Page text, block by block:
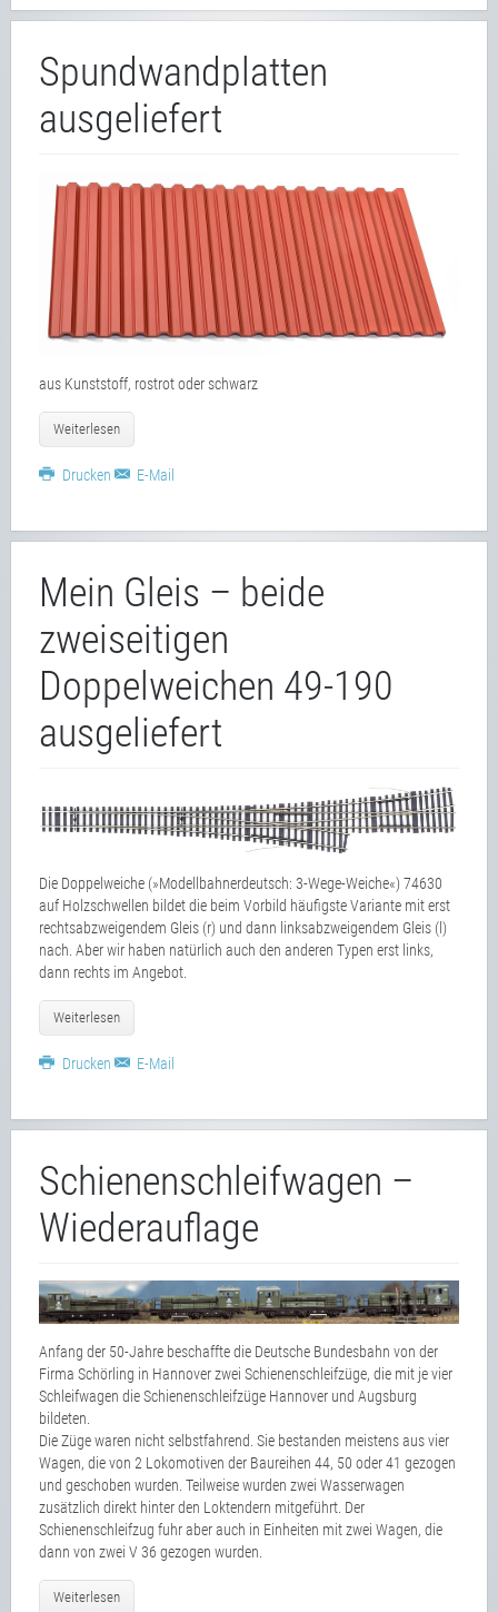
Spundwandplatten
ausgeliefert
aus Kunststoff, rostrot oder schwarz
Weiterlesen
Drucken E-Mail
Mein Gleis – beide
zweiseitigen
Doppelweichen 49-190
ausgeliefert
Die Doppelweiche (»Modellbahnerdeutsch: 3-Wege-Weiche«) 74630
auf Holzschwellen bildet die beim Vorbild häufigste Variante mit erst
rechtsabzweigendem Gleis (r) und dann linksabzweigendem Gleis (l)
nach. Aber wir haben natürlich auch den anderen Typen erst links,
dann rechts im Angebot.
Weiterlesen
Drucken E-Mail
Schienenschleifwagen –
Wiederauflage
Anfang der 50-Jahre beschaffte die Deutsche Bundesbahn von der
Firma Schörling in Hannover zwei Schienenschleifzüge, die mit je vier
Schleifwagen die Schienenschleifzüge Hannover und Augsburg
bildeten.
Die Züge waren nicht selbstfahrend. Sie bestanden meistens aus vier
Wagen, die von 2 Lokomotiven der Baureihen 44, 50 oder 41 gezogen
und geschoben wurden. Teilweise wurden zwei Wasserwagen
zusätzlich direkt hinter den Loktendern mitgeführt. Der
Schienenschleifzug fuhr aber auch in Einheiten mit zwei Wagen, die
dann von zwei V 36 gezogen wurden.
Weiterlesen